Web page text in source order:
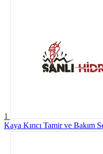
1
Kaya Kırıcı Tamir ve Bakım